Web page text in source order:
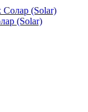
Солар (Solar)
(Solar)